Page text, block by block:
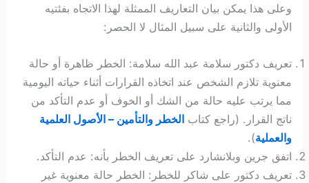
وعلى هذا يمكن بيان التعاريف الممثلة لهذا الاتجاه بفئتيه
الأولى والثانية على سبيل المثال لا الحصر:
تعريف دكتور سلامة عبد الله سلامة: الخطر ظاهرة أو حالة
معنوية تلازم الشخص عند اتخاذه القرارات أثناء حياته اليومية
مما يرتب عليه حالة من الشك أو الخوف أو عدم التأكد من
ناتج القرار. (راجع كتابالخطر والتأمين – الأصول العلمية
والعملية).
اتفق جرين وبلانشارد على تعريف الخطر بأنه: عدم التأكد.
تعريف دكتور على شاكر للخطر: الخطر حالة معنوية غير